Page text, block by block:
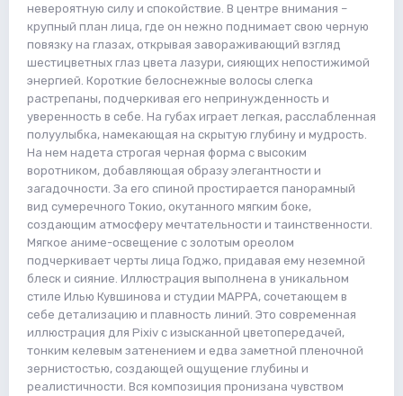
невероятную силу и спокойствие. В центре внимания –
крупный план лица, где он нежно поднимает свою черную
повязку на глазах, открывая завораживающий взгляд
шестицветных глаз цвета лазури, сияющих непостижимой
энергией. Короткие белоснежные волосы слегка
растрепаны, подчеркивая его непринужденность и
уверенность в себе. На губах играет легкая, расслабленная
полуулыбка, намекающая на скрытую глубину и мудрость.
На нем надета строгая черная форма с высоким
воротником, добавляющая образу элегантности и
загадочности. За его спиной простирается панорамный
вид сумеречного Токио, окутанного мягким боке,
создающим атмосферу мечтательности и таинственности.
Мягкое аниме-освещение с золотым ореолом
подчеркивает черты лица Годжо, придавая ему неземной
блеск и сияние. Иллюстрация выполнена в уникальном
стиле Илью Кувшинова и студии MAPPA, сочетающем в
себе детализацию и плавность линий. Это современная
иллюстрация для Pixiv с изысканной цветопередачей,
тонким келевым затенением и едва заметной пленочной
зернистостью, создающей ощущение глубины и
реалистичности. Вся композиция пронизана чувством